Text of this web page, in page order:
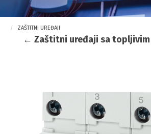
ZAŠTITNI UREĐAJI
← Zaštitni uređaji sa topljivim